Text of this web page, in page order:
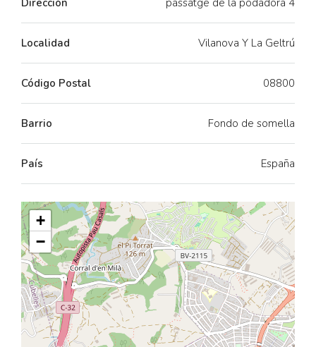
Dirección passatge de la podadora 4
Localidad Vilanova Y La Geltrú
Código Postal 08800
Barrio Fondo de somella
País España
+
−